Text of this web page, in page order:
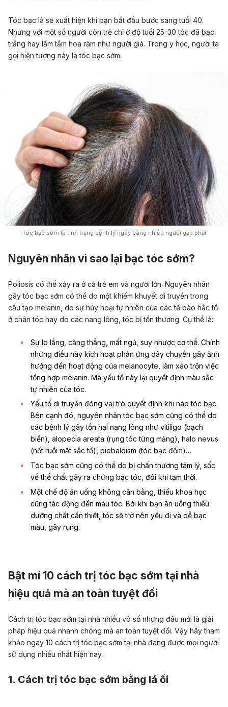
Tóc bạc là sẽ xuất hiện khi bạn bắt đầu bước sang tuổi 40.
Nhưng với một số người còn trẻ chỉ ở độ tuổi 25-30 tóc đã bạc
trắng hay lấm tấm hoa râm như người già. Trong y học, người ta
gọi hiện tượng này là tóc bạc sớm.
Tóc bạc sớm là tình trạng bệnh lý ngày càng nhiều người gặp phải
Nguyên nhân vì sao lại bạc tóc sớm?
Poliosis có thể xảy ra ở cả trẻ em và người lớn. Nguyên nhân
gây tóc bạc sớm có thể do một khiếm khuyết di truyền trong
cấu tạo melanin, do sự hủy hoại tự nhiên của các tế bào hắc tố
ở chân tóc hay do các nang lông, tóc bị tổn thương. Cụ thể là:
Sự lo lắng, căng thẳng, mất ngủ, suy nhược cơ thể. Chính
những điều này kích hoạt phản ứng dây chuyền gây ảnh
hưởng đến hoạt động của melanocyte, làm xáo trộn việc
tổng hợp melanin. Mà yếu tố này lại quyết định màu sắc
tự nhiên của tóc.
Yếu tố di truyền đóng vai trò quyết định khi nào tóc bạc.
Bên cạnh đó, nguyên nhân tóc bạc sớm cũng có thể do
các bệnh lý gây tổn hại nang lông như vitiligo (bạch
biến), alopecia areata (rụng tóc từng mảng), halo nevus
(nốt ruồi mất sắc tố), piebaldism (tóc bạc đốm)…
Tóc bạc sớm cũng có thể do bị chấn thương tâm lý, sốc
về thể chất gây ra chứng bạc tóc, đôi khi tạm thời.
Một chế độ ăn uống không cân bằng, thiếu khoa học
cũng tác động đến màu tóc. Bởi khi bạn ăn uống thiếu
dưỡng chất cần thiết, tóc sẽ trở nên yếu đi và dễ bạc
màu, gãy rụng.
Bật mí 10 cách trị tóc bạc sớm tại nhà
hiệu quả mà an toàn tuyệt đối
Cách trị tóc bạc sớm tại nhà nhiều vô số nhưng đâu mới là giải
pháp hiệu quả nhanh chóng mà an toàn tuyệt đối. Vậy hãy tham
khảo ngay 10 cách trị tóc bạc sớm tại nhà đang được mọi người
sử dụng nhiều nhất hiện nay.
1. Cách trị tóc bạc sớm bằng lá ổi